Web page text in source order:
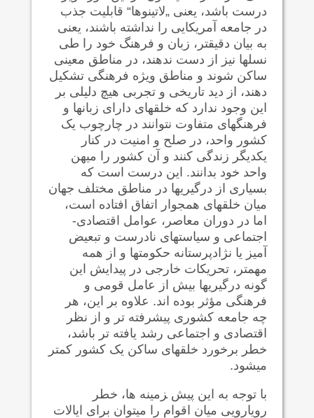
درست باشد، یعنی „لاتینوها“ قابلیت جذب
در جامعه آمریکایی را نداشته باشند، یعنی
به بیان دقیقتر، زبان و فرهنگ خود را طی
نسلها نیز از دست ندهند، در مناطق معینی
ساکن شوند و مناطق ویژه فرهنگی تشکیل
دهند، از دید تاریخی و تجربی هیچ دلیلی بر
این وجود ندارد که خلقهای دارای زبانها و
فرهنگهای متفاوت نتوانند در چارچوب یک
کشور واحد، در صلح و امنیت در کنار
یکدیگر زندگی کنند و آن کشور را میهن
واحد خود بدانند. این درست است که
بسیاری از درگیریها در مناطق مختلف جهان
میان خلقهای همجوار اتفاق افتاده است،
اما در دوران معاصر، عوامل اقتصادی-
اجتماعی و سیاستهای نادرست و تبعیض
آمیز یا نژادپرستانه حکومتها و از همه
مهمتر، تحریکات خارجی در پیدایش این
گونه درگیریها بیش از عامل قومی و
فرهنگی مؤثر بوده اند. علاوه بر این، هر
چه جامعه کشوری پیشرفته تر و از نظر
اقتصادی و اجتماعی رشد یافته تر باشد،
خطر برخورد خلقهای ساکن یک کشور کمتر
می‍شود.
با توجه به این پیش ‍زمینه ها، خطر
رویارویی میان اقوام را می‍توان برای ایالات